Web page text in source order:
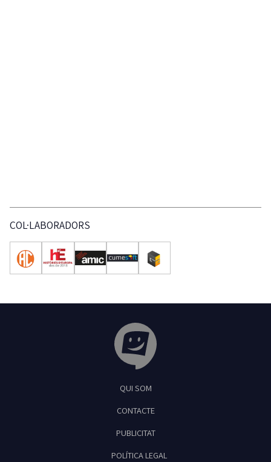
COL·LABORADORS
Feliu de Guíxols
QUI SOM
CONTACTE
PUBLICITAT
POLÍTICA LEGAL